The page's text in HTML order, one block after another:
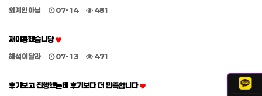
외계인아님 07-14 481
재이용했습니당
해석이달라 07-13 471
후기보고 진행했는데 후기보다 더 만족합니다